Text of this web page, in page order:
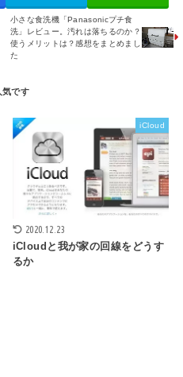
小さな食洗機「Panasonicプチ食
洗」レビュー。汚れは落ちるのか？
使うメリットは？感想をまとめまし
た
iCloud
2020.12.23
iCloudと我が家の回線をどうす
るか